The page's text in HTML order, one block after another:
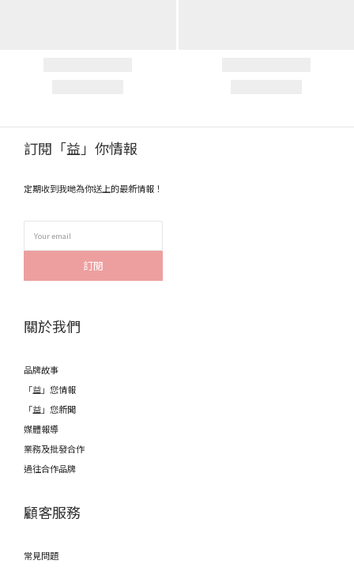
訂閱「益」你情報
定期收到我哋為你送上的最新情報！
訂閱
關於我們
品牌故事
「益」您情報
「益」您新聞
媒體報導
業務及批發合作
過往合作品牌
顧客服務
常見問題